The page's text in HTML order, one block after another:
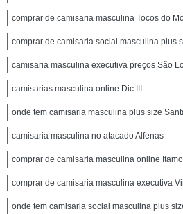
comprar de camisaria masculina Tocos do
comprar de camisaria social masculina plus
camisaria masculina executiva preços São
camisarias masculina online Dic III
onde tem camisaria masculina plus size
camisaria masculina no atacado Alfenas
comprar de camisaria masculina online
comprar de camisaria masculina executiva
onde tem camisaria social masculina plus